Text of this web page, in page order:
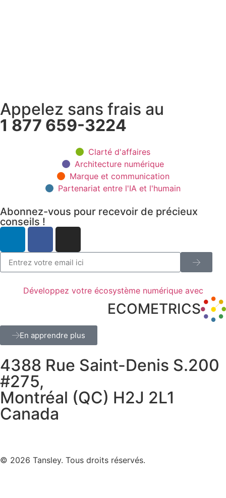
Appelez sans frais au
1 877 659-3224
Clarté d'affaires
Architecture numérique
Marque et communication
Partenariat entre l'IA et l'humain
Abonnez-vous pour recevoir de précieux
conseils !
Développez votre écosystème numérique avec
ECOMETRICS
En apprendre plus
4388 Rue Saint-Denis S.200
#275,
Montréal (QC) H2J 2L1
Canada
© 2026 Tansley. Tous droits réservés.